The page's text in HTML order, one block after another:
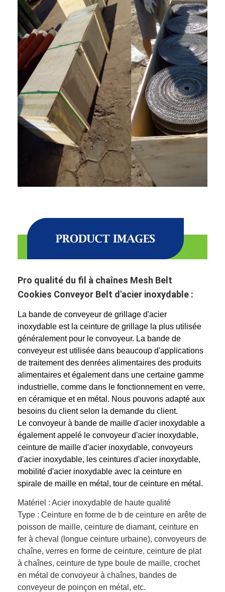
Pro qualité du fil à chaînes Mesh Belt
Cookies Conveyor Belt d'acier inoxydable :
La bande de conveyeur de grillage d'acier
inoxydable est la ceinture de grillage la plus utilisée
généralement pour le convoyeur. La bande de
conveyeur est utilisée dans beaucoup d'applications
de traitement des denrées alimentaires des produits
alimentaires et également dans une certaine gamme
industrielle, comme dans le fonctionnement en verre,
en céramique et en métal. Nous pouvons adapté aux
besoins du client selon la demande du client.
Le convoyeur à bande de maille d'acier inoxydable a
également appelé le convoyeur d'acier inoxydable,
ceinture de maille d'acier inoxydable, convoyeurs
d'acier inoxydable, les ceintures d'acier inoxydable,
mobilité d'acier inoxydable avec la ceinture en
spirale de maille en métal, tour de ceinture en métal.
Matériel : Acier inoxydable de haute qualité
Type : Ceinture en forme de b de ceinture en arête de
poisson de maille, ceinture de diamant, ceinture en
fer à cheval (longue ceinture urbaine), convoyeurs de
chaîne, verres en forme de ceinture, ceinture de plat
à chaînes, ceinture de type boule de maille, crochet
en métal de convoyeur à chaînes, bandes de
conveyeur de poinçon en métal, etc.